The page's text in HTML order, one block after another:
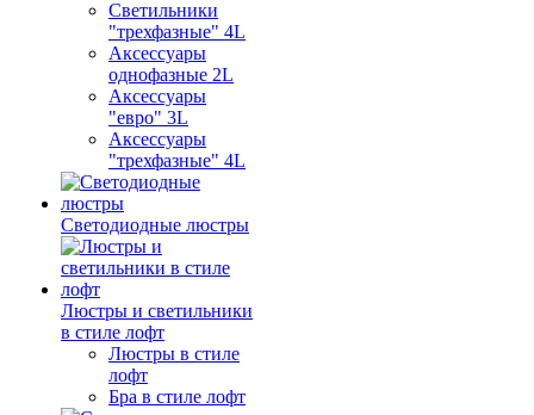
Светильники
"трехфазные" 4L
Аксессуары
однофазные 2L
Аксессуары
"евро" 3L
Аксессуары
"трехфазные" 4L
Светодиодные люстры
Люстры и светильники
в стиле лофт
Люстры в стиле
лофт
Бра в стиле лофт